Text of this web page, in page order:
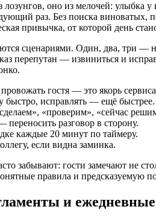
лозунгов, оно из мелочей: улыбка
раз. Без поиска виноватых,
привычка, от которой день
сценариями. Один, два, три —
перепутан — извиниться и
гостя — это якорь
быстро, исправлять — ещё быстрее.
«проверим», «сейчас
переносить разговор в сторону.
каждые 20 минут по таймеру.
если видна заминка.
забывают: гости замечают не
правила и предсказуемую
и